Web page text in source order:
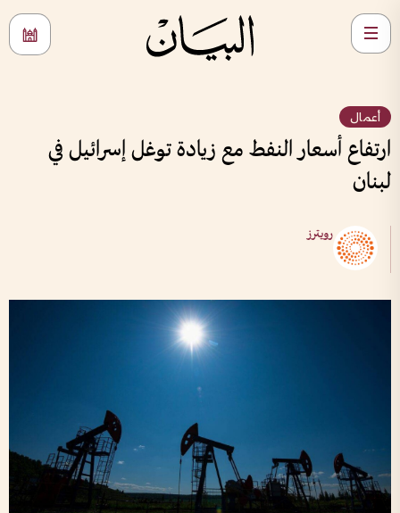
أعمال
ارتفاع أسعار النفط مع زيادة توغل إسرائيل في
لبنان
رويترز